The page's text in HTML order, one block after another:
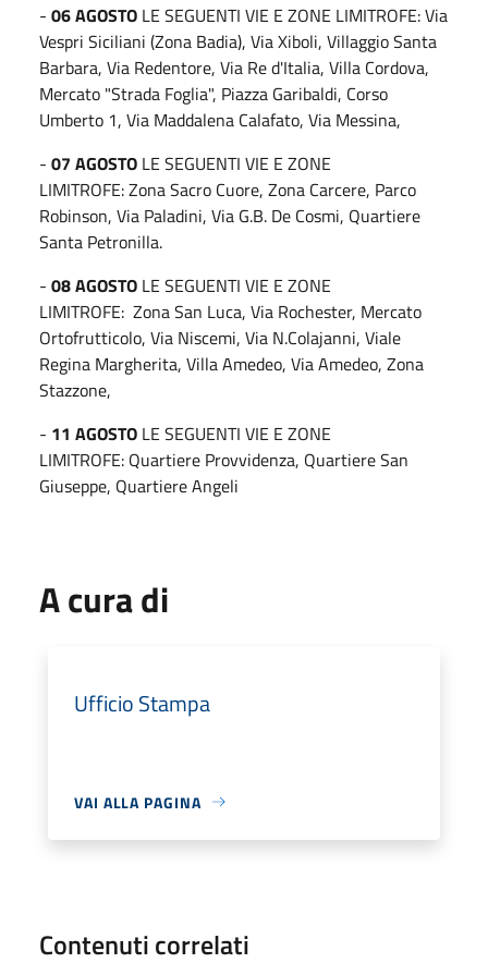
- 06 AGOSTO LE SEGUENTI VIE E ZONE LIMITROFE: Via
Vespri Siciliani (Zona Badia), Via Xiboli, Villaggio Santa
Barbara, Via Redentore, Via Re d'Italia, Villa Cordova,
Mercato "Strada Foglia", Piazza Garibaldi, Corso
Umberto 1, Via Maddalena Calafato, Via Messina,
- 07 AGOSTO LE SEGUENTI VIE E ZONE
LIMITROFE: Zona Sacro Cuore, Zona Carcere, Parco
Robinson, Via Paladini, Via G.B. De Cosmi, Quartiere
Santa Petronilla.
- 08 AGOSTO LE SEGUENTI VIE E ZONE
LIMITROFE: Zona San Luca, Via Rochester, Mercato
Ortofrutticolo, Via Niscemi, Via N.Colajanni, Viale
Regina Margherita, Villa Amedeo, Via Amedeo, Zona
Stazzone,
- 11 AGOSTO LE SEGUENTI VIE E ZONE
LIMITROFE: Quartiere Provvidenza, Quartiere San
Giuseppe, Quartiere Angeli
A cura di
Ufficio Stampa
VAI ALLA PAGINA
Contenuti correlati